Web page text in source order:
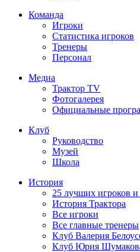
Команда
Игроки
Статистика игроков
Тренеры
Персонал
Медиа
Трактор TV
Фотогалерея
Официальные
Клуб
Руководство
Музей
Школа
История
25 лучших игроков и
История Трактора
Все игроки
Все главные тренеры
Клуб Валерия
Клуб Юрия